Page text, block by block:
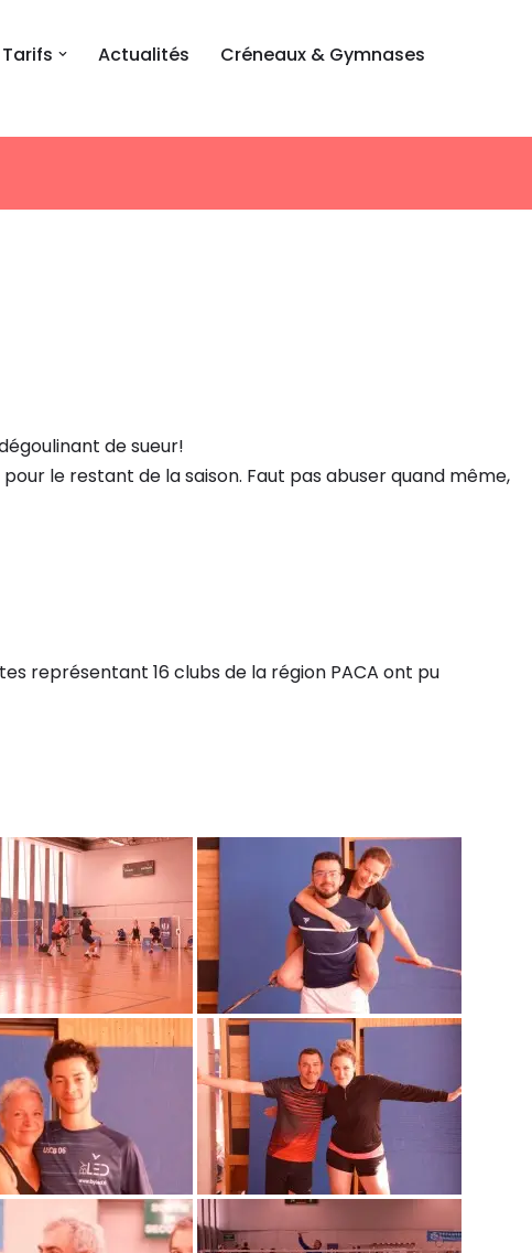
Actualités
Créneaux & Gymnases
de sueur!
le restant de la saison. Faut pas abuser quand même,
représentant 16 clubs de la région PACA ont pu